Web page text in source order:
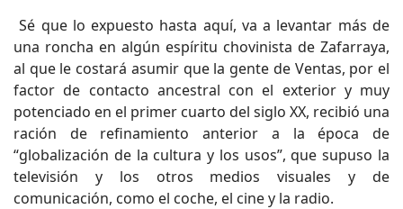
Sé que lo expuesto hasta aquí, va a levantar más de
una roncha en algún espíritu chovinista de Zafarraya,
al que le costará asumir que la gente de Ventas, por el
factor de contacto ancestral con el exterior y muy
potenciado en el primer cuarto del siglo XX, recibió una
ración de refinamiento anterior a la época de
“globalización de la cultura y los usos”, que supuso la
televisión y los otros medios visuales y de
comunicación, como el coche, el cine y la radio.